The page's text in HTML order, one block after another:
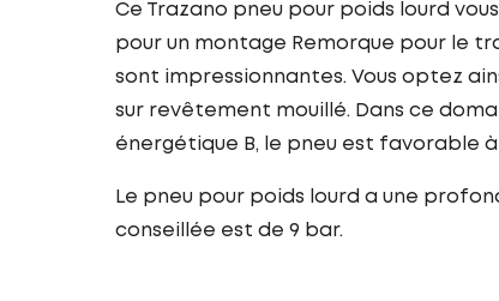
Ce Trazano pneu pour poids lourd
pour un montage Remorque pour le
sont impressionnantes. Vous optez
sur revêtement mouillé. Dans ce
énergétique B, le pneu est favorable
Le pneu pour poids lourd a une
conseillée est de 9 bar.